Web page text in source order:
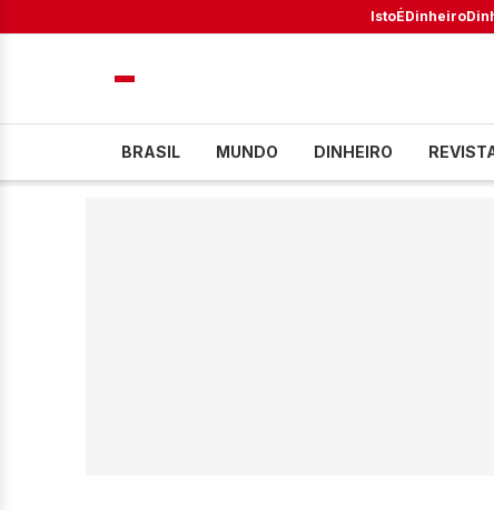
IstoÉDinheiro
BRASIL MUNDO DINHEIRO